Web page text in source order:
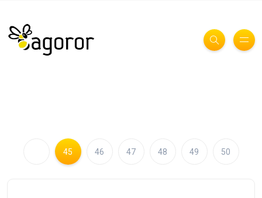
45 46 47 48 49 50